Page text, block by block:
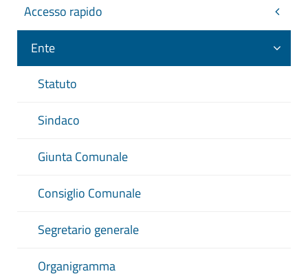
Accesso rapido
Ente
Statuto
Sindaco
Giunta Comunale
Consiglio Comunale
Segretario generale
Organigramma